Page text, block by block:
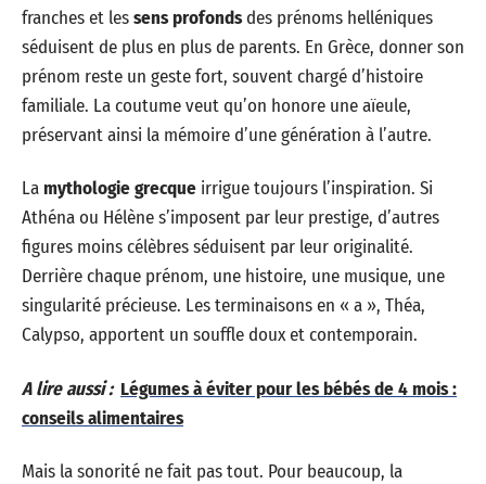
franches et lessens profondsdes prénoms helléniques
séduisent de plus en plus de parents. En Grèce, donner son
prénom reste un geste fort, souvent chargé d’histoire
familiale. La coutume veut qu’on honore une aïeule,
préservant ainsi la mémoire d’une génération à l’autre.
Lamythologie grecque irrigue toujours l’inspiration. Si
Athéna ou Hélène s’imposent par leur prestige, d’autres
figures moins célèbres séduisent par leur originalité.
Derrière chaque prénom, une histoire, une musique, une
singularité précieuse. Les terminaisons en « a », Théa,
Calypso, apportent un souffle doux et contemporain.
A lire aussi : Légumes à éviter pour les bébés de 4 mois :
conseils alimentaires
Mais la sonorité ne fait pas tout. Pour beaucoup, la